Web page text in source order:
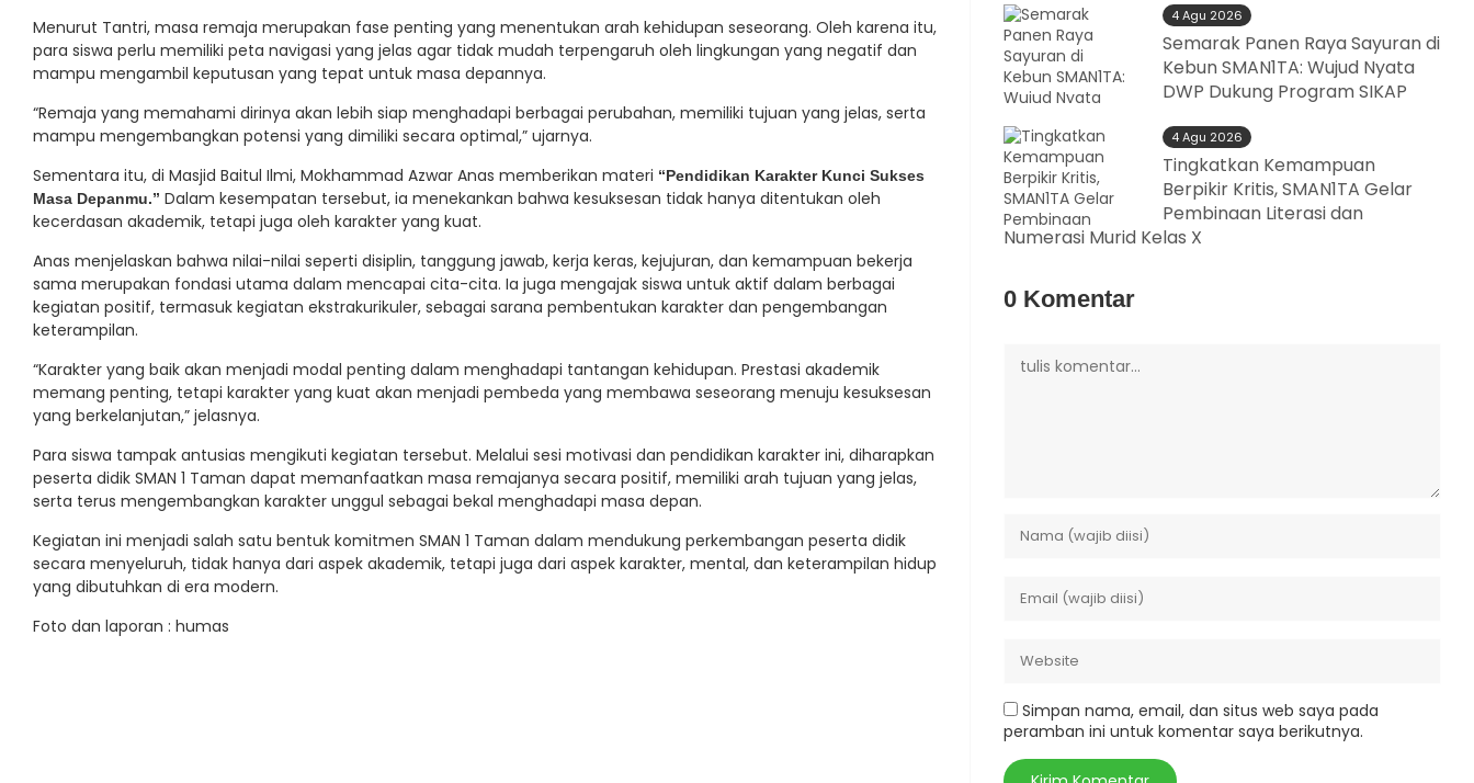
Menurut Tantri, masa remaja merupakan fase penting yang menentukan arah kehidupan seseorang. Oleh karena itu,
para siswa perlu memiliki peta navigasi yang jelas agar tidak mudah terpengaruh oleh lingkungan yang negatif dan
mampu mengambil keputusan yang tepat untuk masa depannya.
“Remaja yang memahami dirinya akan lebih siap menghadapi berbagai perubahan, memiliki tujuan yang jelas, serta
mampu mengembangkan potensi yang dimiliki secara optimal,” ujarnya.
Sementara itu, di Masjid Baitul Ilmi, Mokhammad Azwar Anas memberikan materi “Pendidikan Karakter Kunci Sukses
Masa Depanmu.” Dalam kesempatan tersebut, ia menekankan bahwa kesuksesan tidak hanya ditentukan oleh
kecerdasan akademik, tetapi juga oleh karakter yang kuat.
Anas menjelaskan bahwa nilai-nilai seperti disiplin, tanggung jawab, kerja keras, kejujuran, dan kemampuan bekerja
sama merupakan fondasi utama dalam mencapai cita-cita. Ia juga mengajak siswa untuk aktif dalam berbagai
kegiatan positif, termasuk kegiatan ekstrakurikuler, sebagai sarana pembentukan karakter dan pengembangan
keterampilan.
“Karakter yang baik akan menjadi modal penting dalam menghadapi tantangan kehidupan. Prestasi akademik
memang penting, tetapi karakter yang kuat akan menjadi pembeda yang membawa seseorang menuju kesuksesan
yang berkelanjutan,” jelasnya.
Para siswa tampak antusias mengikuti kegiatan tersebut. Melalui sesi motivasi dan pendidikan karakter ini, diharapkan
peserta didik SMAN 1 Taman dapat memanfaatkan masa remajanya secara positif, memiliki arah tujuan yang jelas,
serta terus mengembangkan karakter unggul sebagai bekal menghadapi masa depan.
Kegiatan ini menjadi salah satu bentuk komitmen SMAN 1 Taman dalam mendukung perkembangan peserta didik
secara menyeluruh, tidak hanya dari aspek akademik, tetapi juga dari aspek karakter, mental, dan keterampilan hidup
yang dibutuhkan di era modern.
Foto dan laporan : humas
4 Agu 2026
Semarak Panen Raya Sayuran di
Kebun SMAN1TA: Wujud Nyata
DWP Dukung Program SIKAP
4 Agu 2026
Tingkatkan Kemampuan
Berpikir Kritis, SMAN1TA Gelar
Pembinaan Literasi dan
Numerasi Murid Kelas X
0 Komentar
Simpan nama, email, dan situs web saya pada
peramban ini untuk komentar saya berikutnya.